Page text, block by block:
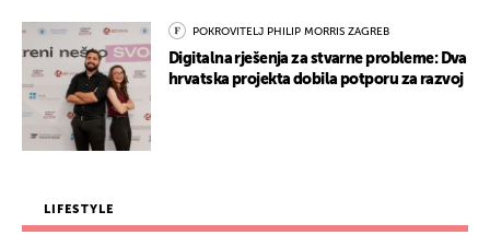
POKROVITELJ PHILIP MORRIS ZAGREB
Digitalna rješenja za stvarne probleme: Dva
hrvatska projekta dobila potporu za razvoj
LIFESTYLE